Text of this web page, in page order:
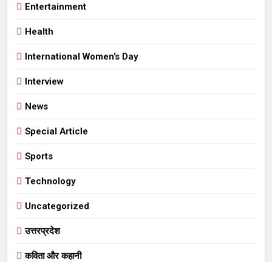
Entertainment
Health
International Women's Day
Interview
News
Special Article
Sports
Technology
Uncategorized
उत्तरप्रदेश
कविता और कहानी